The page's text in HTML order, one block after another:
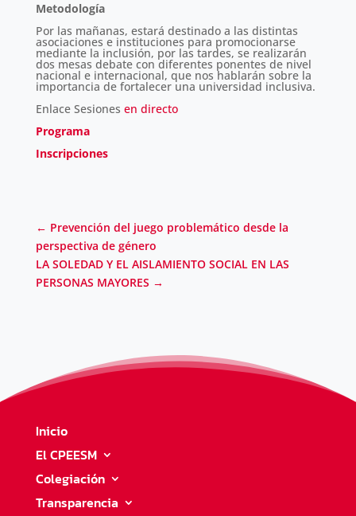
Metodología
Por las mañanas, estará destinado a las distintas
asociaciones e instituciones para promocionarse
mediante la inclusión, por las tardes, se realizarán
dos mesas debate con diferentes ponentes de nivel
nacional e internacional, que nos hablarán sobre la
importancia de fortalecer una universidad inclusiva.
Enlace Sesiones en directo
Programa
Inscripciones
← Prevención del juego problemático desde la
perspectiva de género
LA SOLEDAD Y EL AISLAMIENTO SOCIAL EN LAS
PERSONAS MAYORES →
Inicio
El CPEESM
Colegiación
Transparencia